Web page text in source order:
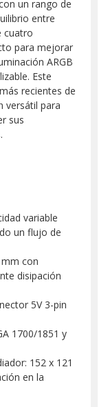
un rango de
entre
cuatro
para mejorar
ARGB
Este
recientes de
versátil para
sus
variable
un flujo de
con
disipación
5V 3-pin
1700/1851 y
152 x 121
en la